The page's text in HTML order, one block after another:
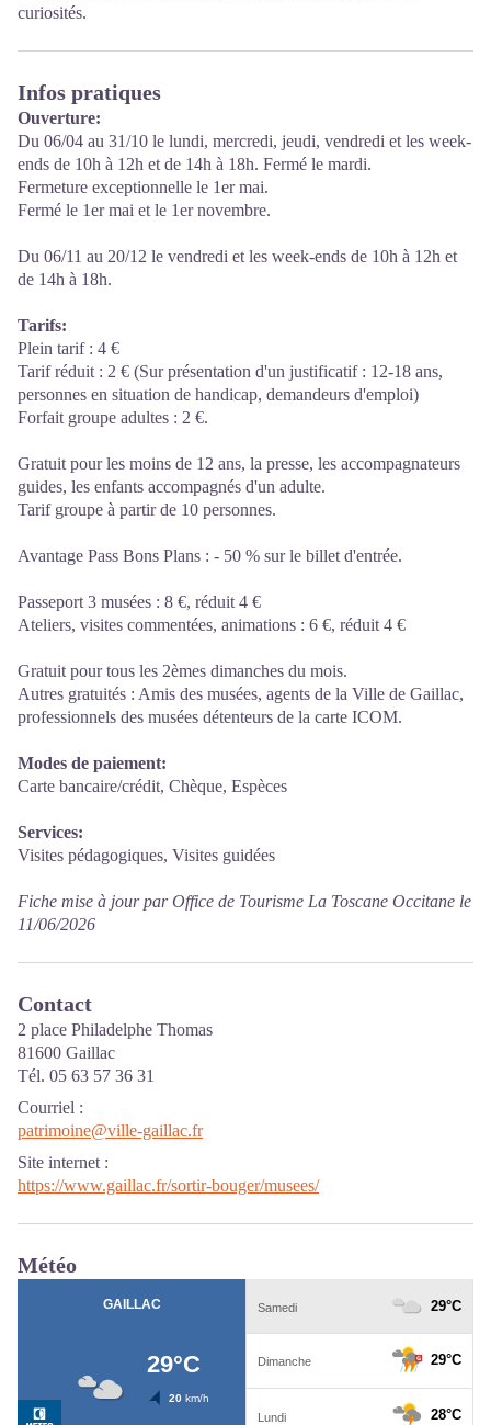
curiosités.
Infos pratiques
Ouverture:
Du 06/04 au 31/10 le lundi, mercredi, jeudi, vendredi et les week-
ends de 10h à 12h et de 14h à 18h. Fermé le mardi.
Fermeture exceptionnelle le 1er mai.
Fermé le 1er mai et le 1er novembre.
Du 06/11 au 20/12 le vendredi et les week-ends de 10h à 12h et
de 14h à 18h.
Tarifs:
Plein tarif : 4 €
Tarif réduit : 2 € (Sur présentation d'un justificatif : 12-18 ans,
personnes en situation de handicap, demandeurs d'emploi)
Forfait groupe adultes : 2 €.
Gratuit pour les moins de 12 ans, la presse, les accompagnateurs
guides, les enfants accompagnés d'un adulte.
Tarif groupe à partir de 10 personnes.
Avantage Pass Bons Plans : - 50 % sur le billet d'entrée.
Passeport 3 musées : 8 €, réduit 4 €
Ateliers, visites commentées, animations : 6 €, réduit 4 €
Gratuit pour tous les 2èmes dimanches du mois.
Autres gratuités : Amis des musées, agents de la Ville de Gaillac,
professionnels des musées détenteurs de la carte ICOM.
Modes de paiement:
Carte bancaire/crédit, Chèque, Espèces
Services:
Visites pédagogiques, Visites guidées
Fiche mise à jour par Office de Tourisme La Toscane Occitane le
11/06/2026
Contact
2 place Philadelphe Thomas
81600 Gaillac
Tél. 05 63 57 36 31
Courriel :
patrimoine@ville-gaillac.fr
Site internet :
https://www.gaillac.fr/sortir-bouger/musees/
Météo